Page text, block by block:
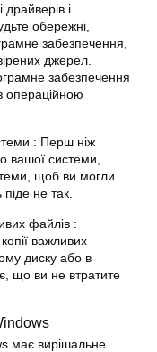
і
обережні,
забезпечення,
джерел.
забезпечення
операційною
: Перш ніж
вашої системи,
щоб ви могли
не так.
файлів :
важливих
диску або в
що ви не втратите
має вирішальне